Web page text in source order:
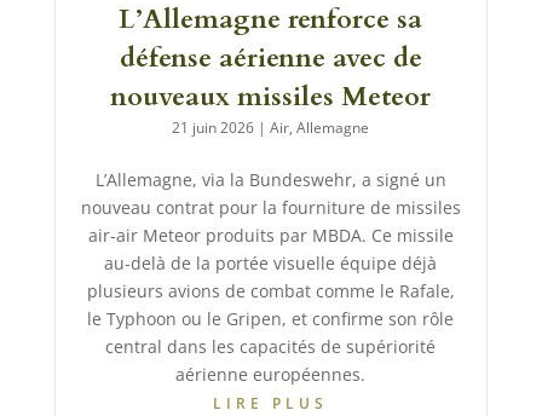
L’Allemagne renforce sa
défense aérienne avec de
nouveaux missiles Meteor
21 juin 2026 |Air,Allemagne
L’Allemagne, via la Bundeswehr, a signé un
nouveau contrat pour la fourniture de missiles
air-air Meteor produits par MBDA. Ce missile
au-delà de la portée visuelle équipe déjà
plusieurs avions de combat comme le Rafale,
le Typhoon ou le Gripen, et confirme son rôle
central dans les capacités de supériorité
aérienne européennes.
LIRE PLUS